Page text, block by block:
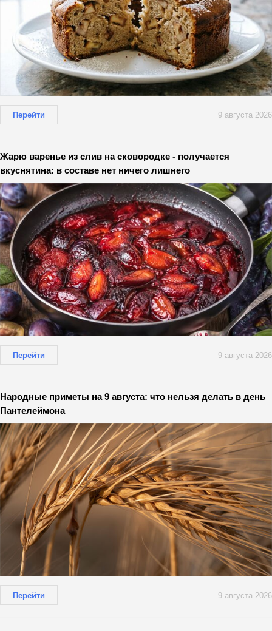
Перейти 9 августа 2026
Жарю варенье из слив на сковородке - получается
вкуснятина: в составе нет ничего лишнего
Перейти 9 августа 2026
Народные приметы на 9 августа: что нельзя делать в день
Пантелеймона
Перейти 9 августа 2026